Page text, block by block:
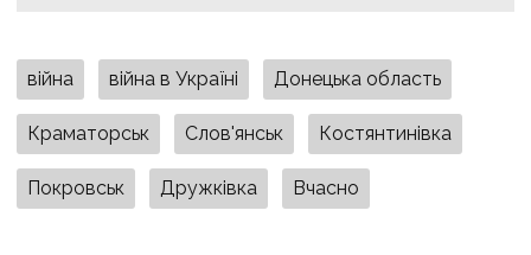
війна війна в Україні Донецька область
Краматорськ Слов'янськ Костянтинівка
Покровськ Дружківка Вчасно